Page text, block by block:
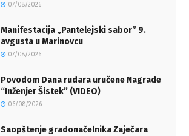
07/08/2026
Manifestacija „Pantelejski sabor” 9.
avgusta u Marinovcu
07/08/2026
Povodom Dana rudara uručene Nagrade
“Inženjer Šistek” (VIDEO)
06/08/2026
Saopštenje gradonačelnika Zaječara